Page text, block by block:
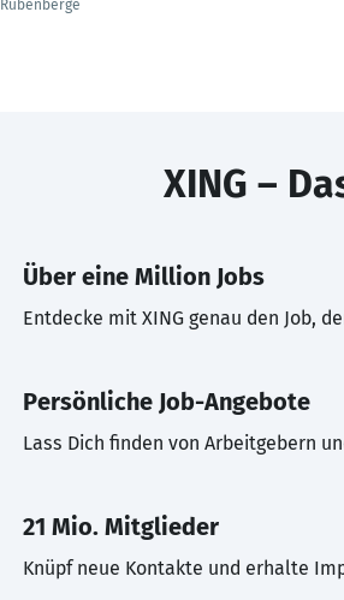
Rübenberge
XING –
Über eine Million Jobs
Entdecke mit XING genau den Job,
Persönliche Job-Angebote
Lass Dich finden von Arbeitgebern
21 Mio. Mitglieder
Knüpf neue Kontakte und erhalte